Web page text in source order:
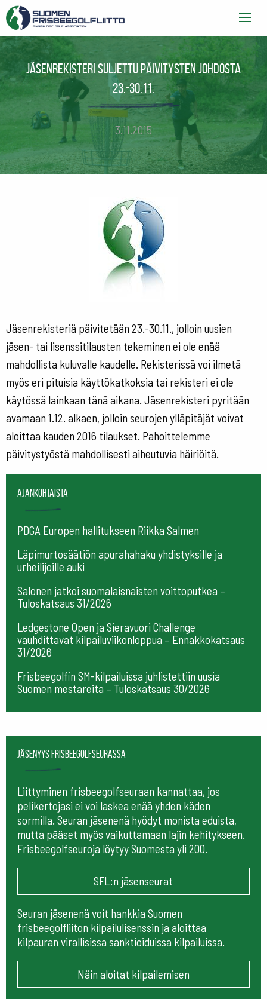
Jäsenrekisteri suljettu päivitysten johdosta
23.-30.11.
3.11.2015
Jäsenrekisteriä päivitetään 23.-30.11., jolloin uusien
jäsen- tai lisenssitilausten tekeminen ei ole enää
mahdollista kuluvalle kaudelle. Rekisterissä voi ilmetä
myös eri pituisia käyttökatkoksia tai rekisteri ei ole
käytössä lainkaan tänä aikana. Jäsenrekisteri pyritään
avamaan 1.12. alkaen, jolloin seurojen ylläpitäjät voivat
aloittaa kauden 2016 tilaukset. Pahoittelemme
päivitystyöstä mahdollisesti aiheutuvia häiriöitä.
Ajankohtaista
PDGA Europen hallitukseen Riikka Salmen
Läpimurtosäätiön apurahahaku yhdistyksille ja
urheilijoille auki
Salonen jatkoi suomalaisnaisten voittoputkea –
Tuloskatsaus 31/2026
Ledgestone Open ja Sieravuori Challenge
vauhdittavat kilpailuviikonloppua – Ennakkokatsaus
31/2026
Frisbeegolfin SM-kilpailuissa juhlistettiin uusia
Suomen mestareita – Tuloskatsaus 30/2026
Jäsenyys frisbeegolfseurassa
Liittyminen frisbeegolfseuraan kannattaa, jos
pelikertojasi ei voi laskea enää yhden käden
sormilla. Seuran jäsenenä hyödyt monista eduista,
mutta pääset myös vaikuttamaan lajin kehitykseen.
Frisbeegolfseuroja löytyy Suomesta yli 200.
SFL:n jäsenseurat
Seuran jäsenenä voit hankkia Suomen
frisbeegolfliiton kilpailulisenssin ja aloittaa
kilpauran virallisissa sanktioiduissa kilpailuissa.
Näin aloitat kilpailemisen